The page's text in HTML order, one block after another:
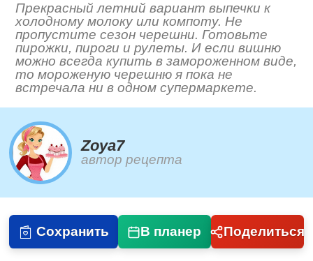
Прекрасный летний вариант выпечки к
холодному молоку или компоту. Не
пропустите сезон черешни. Готовьте
пирожки, пироги и рулеты. И если вишню
можно всегда купить в замороженном виде,
то мороженую черешню я пока не
встречала ни в одном супермаркете.
Zoya7
автор рецепта
Сохранить В планер Поделиться